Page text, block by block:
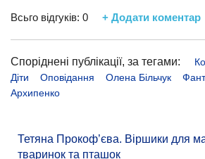
Всьго відгуків: 0 + Додати коментар
Споріднені публікації, за тегами:
Діти
Оповідання Олена Більчук
Архипенко
Тетяна Прокоф’єва. Віршики для
тваринок та пташок